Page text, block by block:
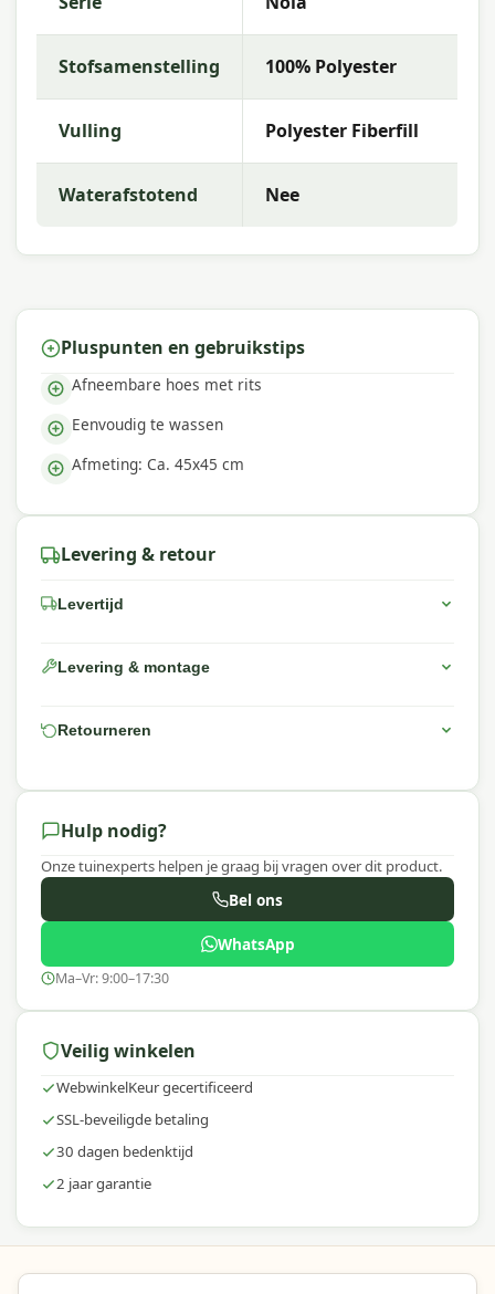
Waarom Madison?
MetMadisonkies je voor hoogwaardige
tuinkussens met uitstekende kleurechtheid en
comfort. De collectie kenmerkt zich door trendy
dessins, duurzame materialen en een uitstekende
pasvorm — perfect voor een comfortabele
Stofsamenstelling 100% Polyester
Vulling Polyester Fiberfill
Waterafstotend Nee
Pluspunten en gebruikstips
Afneembare hoes met rits
Eenvoudig te wassen
Afmeting: Ca. 45x45 cm
Levering & retour
Levertijd
Levering & montage
Retourneren
Hulp nodig?
Onze tuinexperts helpen je graag bij vragen over dit product.
Bel ons
WhatsApp
Ma–Vr: 9:00–17:30
Veilig winkelen
WebwinkelKeur gecertificeerd
SSL-beveiligde betaling
30 dagen bedenktijd
2 jaar garantie